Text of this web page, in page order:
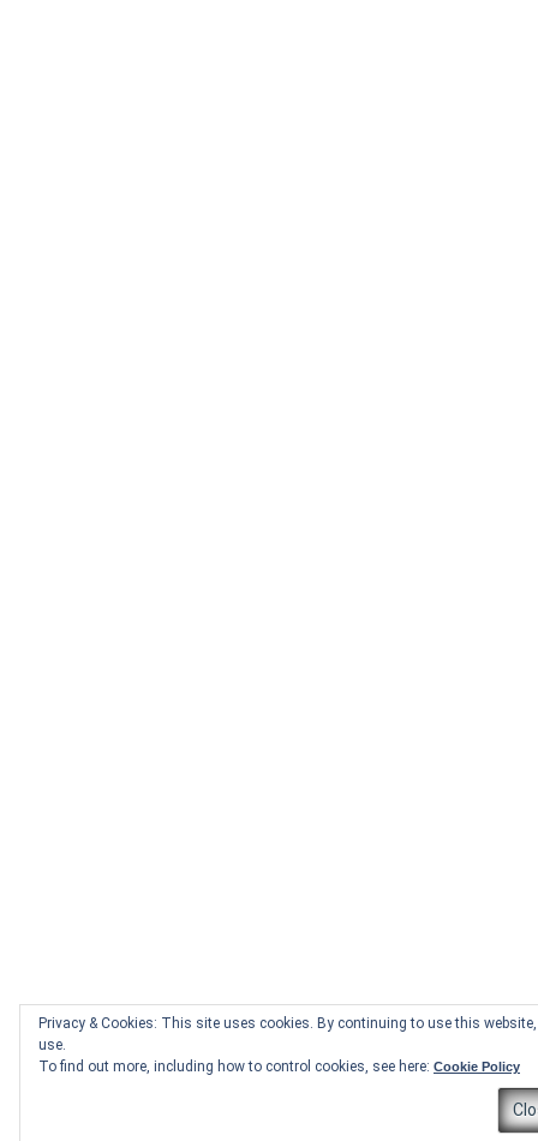
Privacy & Cookies: This site uses cookies. By continuing to use this
use.
To find out more, including how to control cookies, see here: Cookie Policy